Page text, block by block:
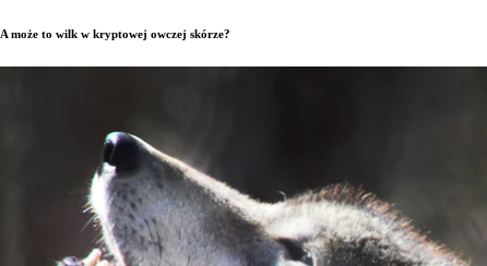
A może to wilk w kryptowej owczej skórze?